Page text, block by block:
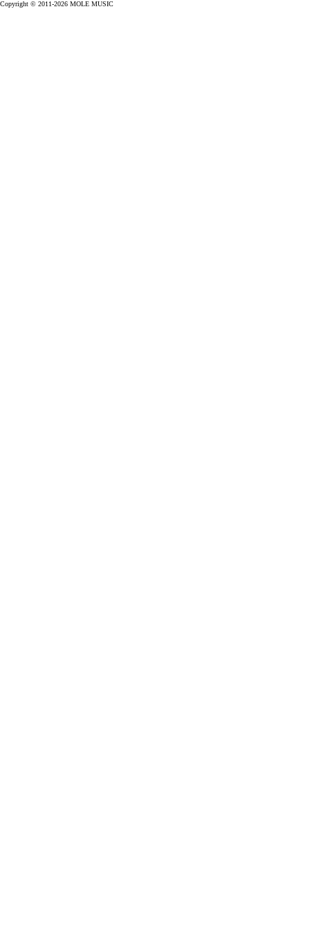
Copyright © 2011-2026 MOLE MUSIC